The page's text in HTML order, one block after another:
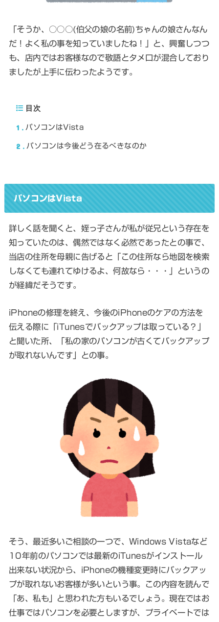
「そうか、○○○(伯父の娘の名前)ちゃんの娘さんなん
だ！よく私の事を知っていましたね！」と、興奮しつつ
も、店内ではお客様なので敬語とタメ口が混合しており
ましたが上手に伝わったようです。
目次
1 パソコンはVista
2 パソコンは今後どう在るべきなのか
パソコンはVista
詳しく話を聞くと、姪っ子さんが私が従兄という存在を
知っていたのは、偶然ではなく必然であったとの事で、
当店の住所を母親に告げると「この住所なら地図を検索
しなくても連れてゆけるよ、何故なら・・・」というの
が経緯だそうです。
iPhoneの修理を終え、今後のiPhoneのケアの方法を
伝える際に「iTunesでバックアップは取っている？」
と聞いた所、「私の家のパソコンが古くてバックアップ
が取れないんです」との事。
そう、最近多いご相談の一つで、Windows Vistaなど
10年前のパソコンでは最新のiTunesがインストール
出来ない状況から、iPhoneの機種変更時にバックアッ
プが取れないお客様が多いという事。この内容を読んで
「あ、私も」と思われた方もいるでしょう。現在ではお
仕事ではパソコンを必要としますが、プライベートでは